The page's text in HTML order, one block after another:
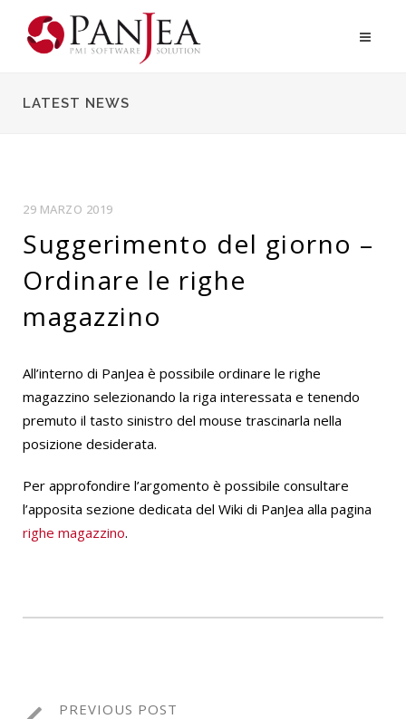
LATEST NEWS
29 MARZO 2019
Suggerimento del giorno –
Ordinare le righe
magazzino
All’interno di PanJea è possibile ordinare le righe
magazzino selezionando la riga interessata e tenendo
premuto il tasto sinistro del mouse trascinarla nella
posizione desiderata.
Per approfondire l’argomento è possibile consultare
l’apposita sezione dedicata del Wiki di PanJea alla pagina
righe magazzino.
PREVIOUS POST